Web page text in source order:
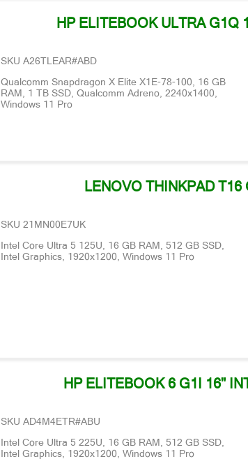
HP ELITEBOOK ULTRA G1Q
SKU A26TLEAR#ABD
Qualcomm Snapdragon X Elite X1E-78-100, 16 GB
RAM, 1 TB SSD, Qualcomm Adreno, 2240x1400,
Windows 11 Pro
LENOVO THINKPAD T16
SKU 21MN00E7UK
Intel Core Ultra 5 125U, 16 GB RAM, 512 GB SSD,
Intel Graphics, 1920x1200, Windows 11 Pro
HP ELITEBOOK 6 G1I 16"
SKU AD4M4ETR#ABU
Intel Core Ultra 5 225U, 16 GB RAM, 512 GB SSD,
Intel Graphics, 1920x1200, Windows 11 Pro